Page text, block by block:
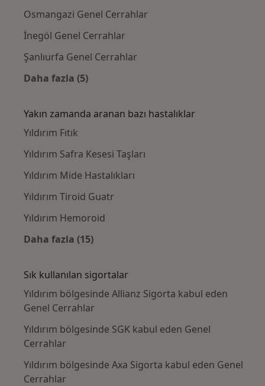
Osmangazi Genel Cerrahlar
İnegöl Genel Cerrahlar
Şanlıurfa Genel Cerrahlar
Daha fazla (5)
Yakın zamanda aranan bazı hastalıklar
Yıldırım Fıtık
Yıldırım Safra Kesesi Taşları
Yıldırım Mide Hastalıkları
Yıldırım Tiroid Guatr
Yıldırım Hemoroid
Daha fazla (15)
Sık kullanılan sigortalar
Yıldırım bölgesinde Allianz Sigorta kabul eden
Genel Cerrahlar
Yıldırım bölgesinde SGK kabul eden Genel
Cerrahlar
Yıldırım bölgesinde Axa Sigorta kabul eden Genel
Cerrahlar